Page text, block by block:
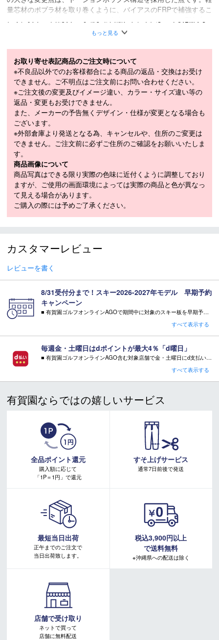
量芯材のポプラ材を取り巻くように、バイアスのFRPで補強するこ
とで、スキー全体のトーションを向上させ、セパレートのBMプレ
ートとの相性も一段と良くなりました。高速ターンや、アイスバー
＊テール幅の変更：テール幅を1mm広げ、ターン後半の粘りを改
善 ＊TOP形状の変更：トップ部分のスイングウェイトを変更し、
振動安定性を高めた ＊有効エッジの変更：有効エッジを15mm延
長し、回転性と直進性のバランスを調整 ＊FRPの変更：GFRPの
トーションボックス構造を採用し、トーションを強化させ高速域で
の滑走性が向上 ＊WOOD厚み分布調整：BMセパレートプレート、
FDTビンディングとの相性を考慮した厚みの分布
＊Technology : Wood Core / Titanal / Carbon / Micro Stone Finish
＊Edge Angle : 1°/ 88°
SPECIFICATION
モデル
LENGTH（cm）
155cm / 160cm / 165cm
SIDECUT（mm）
155cm（117-65-101mm）、160cm（118-
65-102mm）、165cm（119-65-103mm）
WEIGHT（1/2g）
モデル年
スキー 注意事項
＊取扱商品は、日本正規品です。
＊商品情報はディーラーカタログを基に表記しております。
＊製造の時期により、デザインが商品画像と異なる場合がご
ざいます。
＊製造上におきる細かい傷・汚れは、不良品に該当はしませ
ん。
＊店頭在庫と共有をしております。タイミングにより完売す
＊当WEBサイトにてビンディングを同時購入及びお持込みの
＊商品に質問などある場合は、ご購入前にショップまでお問
い合わせください。
もっと見る
お取り寄せ表記商品のご注文時について
※不良品以外でのお客様都合による商品の返品・交換はお受け
できません。ご不明点はご注文前にお問い合わせください。
※ご注文後の変更及びイメージ違い、カラー・サイズ違い等の
返品・変更もお受けできません。
また、メーカーの予告無くデザイン・仕様が変更となる場合も
ございます。
※外部倉庫より発送となる為、キャンセルや、住所のご変更は
できません。ご注文前に必ずご住所のご確認をお願いいたしま
す。
商品画像について
商品写真はできる限り実際の色味に近付くように調整しており
ますが、ご使用の画面環境によっては実際の商品と色が異なっ
て見える場合があります。
ご購入の際には予めご了承ください。
カスタマーレビュー
レビューを書く
8/31受付分まで！スキー2026-2027年モデル 早期予約
キャンペーン
■ 有賀園ゴルフオンラインAGOで期間中に対象のスキー板を早期予約頂いた方に有償オプションを無料サービス！
※相当額として記載している有償オプション金額は当店の通常金額となります。
注意事項：
・特典をご希望の場合は、必ずページ内でご選択ください。
・特典をご希望されない場合、その相当額の値引き・ご返金はございません。
すべて表示する
毎週金・土曜日はdポイントが最大4％「d曜日」
■ 有賀園ゴルフオンラインAGO含む対象店舗で金・土曜日にd支払いをすると
■ キャンペーン期間：毎週 金・土曜日 AM 0:00 - PM 23:59
注意事項：
・有賀園ポイントの獲得には別途ログイン/新規登録が必要です。
・本特典は予告なく変更・中止させて頂く場合があります。
・本キャンペーンの特典を受ける場合、ドコモ専用ページでエントリーが必要です。
詳しくはこちらをご確認ください。
キャンペーンページ
すべて表示する
有賀園ならではの嬉しいサービス
全品ポイント還元
購入額に応じて
「1P＝1円」で還元
すそ上げサービス
通常7日前後で発送
最短当日出荷
正午までのご注文で
当日出荷致します。
税込3,900円以上
で送料無料
※沖縄県への配送は除く
店舗で受け取り
ネットで買って
店舗に無料配送